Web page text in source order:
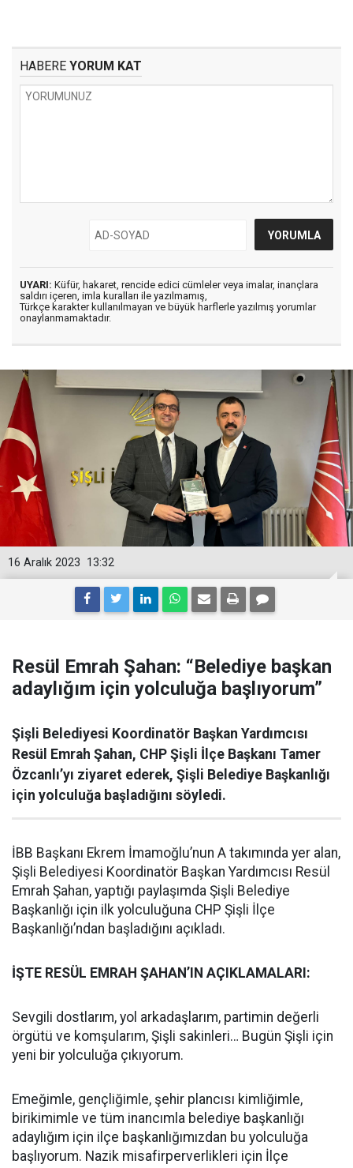
HABERE YORUM KAT
UYARI: Küfür, hakaret, rencide edici cümleler veya imalar, inançlara
saldırı içeren, imla kuralları ile yazılmamış,
Türkçe karakter kullanılmayan ve büyük harflerle yazılmış yorumlar
onaylanmamaktadır.
13:32
16 Aralık 2023
Resül Emrah Şahan: “Belediye başkan
adaylığım için yolculuğa başlıyorum”
Şişli Belediyesi Koordinatör Başkan Yardımcısı
Resül Emrah Şahan, CHP Şişli İlçe Başkanı Tamer
Özcanlı’yı ziyaret ederek, Şişli Belediye Başkanlığı
için yolculuğa başladığını söyledi.
İBB Başkanı Ekrem İmamoğlu’nun A takımında yer alan,
Şişli Belediyesi Koordinatör Başkan Yardımcısı Resül
Emrah Şahan, yaptığı paylaşımda Şişli Belediye
Başkanlığı için ilk yolculuğuna CHP Şişli İlçe
Başkanlığı’ndan başladığını açıkladı.
İŞTE RESÜL EMRAH ŞAHAN’IN AÇIKLAMALARI:
Sevgili dostlarım, yol arkadaşlarım, partimin değerli
örgütü ve komşularım, Şişli sakinleri… Bugün Şişli için
yeni bir yolculuğa çıkıyorum.
Emeğimle, gençliğimle, şehir plancısı kimliğimle,
birikimimle ve tüm inancımla belediye başkanlığı
adaylığım için ilçe başkanlığımızdan bu yolculuğa
başlıyorum. Nazik misafirperverlikleri için İlçe